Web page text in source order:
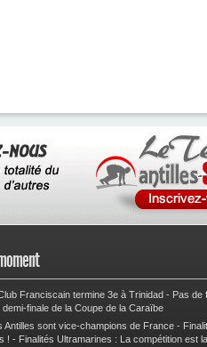
Franciscain termine 3e à Trinidad - Pas de
finale de la Coupe de la Caraïbe
Antilles sont vice-champions de France -
! - Finalités Ultramarines : La compétition est